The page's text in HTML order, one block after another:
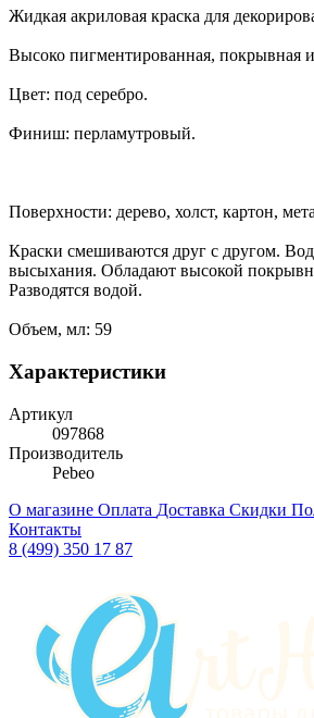
Жидкая акриловая краска для
Высоко пигментированная, покрывная
Цвет: под серебро.
Финиш: перламутровый.
Поверхности: дерево, холст, картон,
Краски смешиваются друг с другом.
высыхания. Обладают высокой
Разводятся водой.
Объем, мл: 59
Характеристики
Артикул
097868
Производитель
Pebeo
О магазине Оплата Доставка Скидки
Контакты
8 (499) 350 17 87